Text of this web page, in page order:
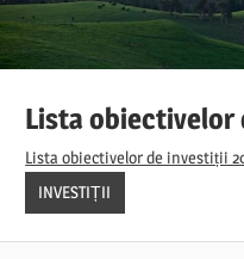
Lista obiectivelor
Lista obiectivelor de investiții
INVESTIȚII